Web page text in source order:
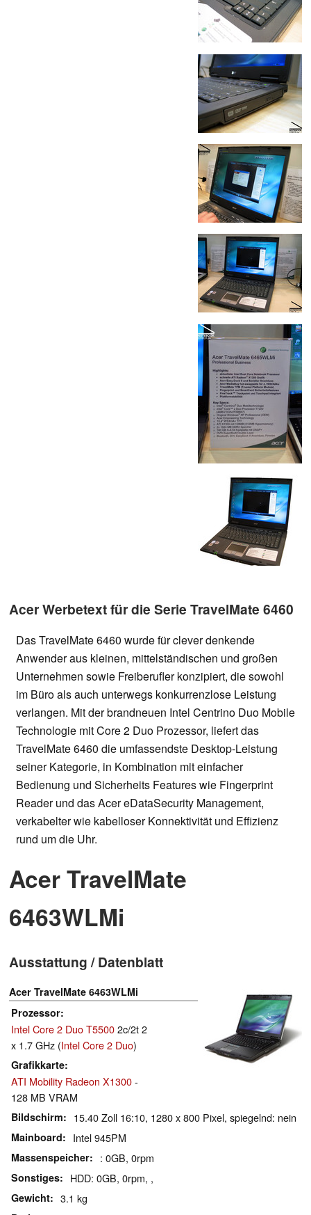
Acer Werbetext für die Serie TravelMate 6460
Das TravelMate 6460 wurde für clever denkende
Anwender aus kleinen, mittelständischen und großen
Unternehmen sowie Freiberufler konzipiert, die sowohl
im Büro als auch unterwegs konkurrenzlose Leistung
verlangen. Mit der brandneuen Intel Centrino Duo Mobile
Technologie mit Core 2 Duo Prozessor, liefert das
TravelMate 6460 die umfassendste Desktop-Leistung
seiner Kategorie, in Kombination mit einfacher
Bedienung und Sicherheits Features wie Fingerprint
Reader und das Acer eDataSecurity Management,
verkabelter wie kabelloser Konnektivität und Effizienz
rund um die Uhr.
Acer TravelMate
6463WLMi
Ausstattung / Datenblatt
Acer TravelMate 6463WLMi
Prozessor
Intel Core 2 Duo T55002c/2t 2
x 1.7 GHz (Intel Core 2 Duo)
Grafikkarte
ATI Mobility Radeon X1300-
128 MB VRAM
Bildschirm 15.40 Zoll 16:10, 1280 x 800 Pixel, spiegelnd: nein
Mainboard Intel 945PM
Massenspeicher : 0GB, 0rpm
Sonstiges HDD: 0GB, 0rpm, ,
Gewicht 3.1 kg